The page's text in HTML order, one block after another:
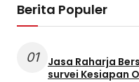
Berita Populer
01
Jasa Raharja
survei Kesiapan